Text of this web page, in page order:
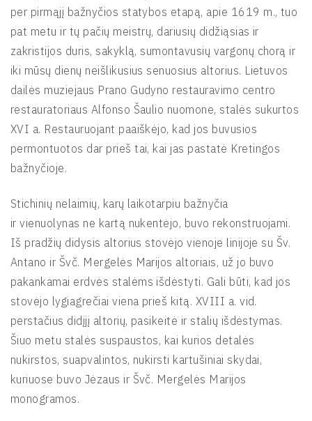
per pirmąjį bažnyčios statybos etapą, apie 1619 m., tuo
pat metu ir tų pačių meistrų, dariusių didžiąsias ir
zakristijos duris, sakyklą, sumontavusių vargonų chorą ir
iki mūsų dienų neišlikusius senuosius altorius. Lietuvos
dailės muziejaus Prano Gudyno restauravimo centro
restauratoriaus Alfonso Šaulio nuomone, stalės sukurtos
XVI a. Restauruojant paaiškėjo, kad jos buvusios
permontuotos dar prieš tai, kai jas pastatė Kretingos
bažnyčioje.
Stichinių nelaimių, karų laikotarpiu bažnyčia
ir vienuolynas ne kartą nukentėjo, buvo rekonstruojami.
Iš pradžių didysis altorius stovėjo vienoje linijoje su Šv.
Antano ir Švč. Mergelės Marijos altoriais, už jo buvo
pakankamai erdvės stalėms išdėstyti. Gali būti, kad jos
stovėjo lygiagrečiai viena prieš kitą. XVIII a. vid.
perstačius didįjį altorių, pasikeitė ir stalių išdėstymas.
Šiuo metu stalės suspaustos, kai kurios detalės
nukirstos, suapvalintos, nukirsti kartušiniai skydai,
kuriuose buvo Jėzaus ir Švč. Mergelės Marijos
monogramos.